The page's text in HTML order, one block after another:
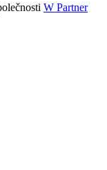
W Partner